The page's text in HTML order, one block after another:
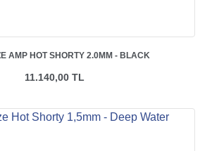
AMP HOT SHORTY 2.0MM - BLACK
11.140,00 TL